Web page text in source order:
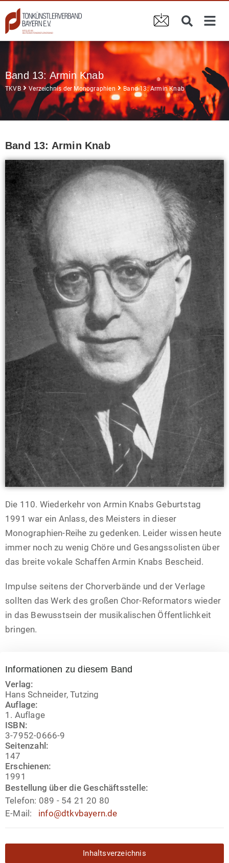
Band 13: Armin Knab
TKVB Verzeichnis der Monographien Band 13: Armin Knab
Band 13: Armin Knab
Die 110. Wiederkehr von Armin Knabs Geburtstag
1991 war ein Anlass, des Meisters in dieser
Monographien-Reihe zu gedenken. Leider wissen heute
immer noch zu wenig Chöre und Gesangssolisten über
das breite vokale Schaffen Armin Knabs Bescheid.
Impulse seitens der Chorverbände und der Verlage
sollten das Werk des großen Chor-Reformators wieder
in das Bewusstsein der musikalischen Öffentlichkeit
bringen.
Informationen zu diesem Band
Verlag:
Hans Schneider, Tutzing
Auflage:
1. Auflage
ISBN:
3-7952-0666-9
Seitenzahl:
147
Erschienen:
1991
Bestellung über die Geschäftsstelle:
Telefon: 089 - 54 21 20 80
E-Mail: info@dtkvbayern.de
Inhaltsverzeichnis